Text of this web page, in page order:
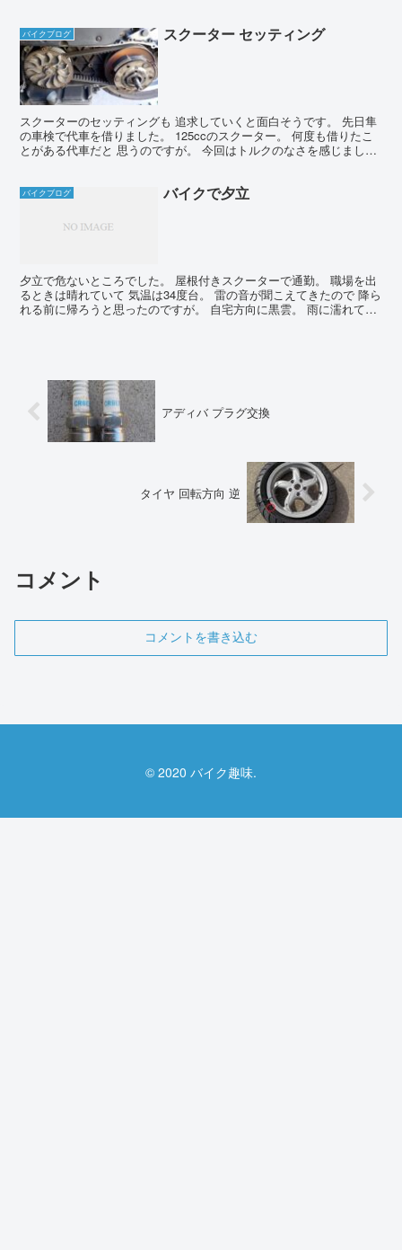
バイクブログ スクーター セッティング
スクーターのセッティングも 追求していくと面白そうです。 先日隼
の車検で代車を借りました。 125ccのスクーター。 何度も借りたこ
とがある代車だと 思うのですが。 今回はトルクのなさを感じまし
バイクブログ バイクで夕立
夕立で危ないところでした。 屋根付きスクーターで通勤。 職場を出
るときは晴れていて 気温は34度台。 雷の音が聞こえてきたので 降ら
れる前に帰ろうと思ったのですが。 自宅方向に黒雲。 雨に濡れても
アディバ プラグ交換
タイヤ 回転方向 逆
コメント
コメントを書き込む
© 2020 バイク趣味.